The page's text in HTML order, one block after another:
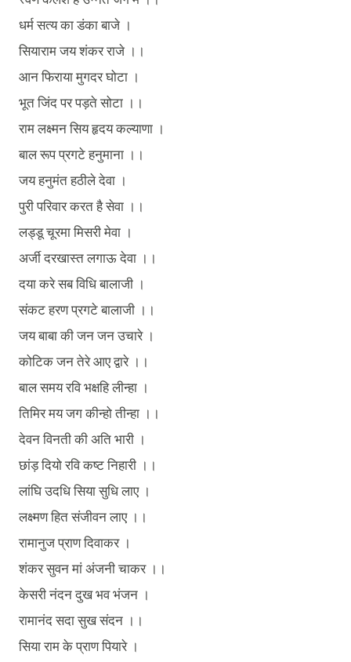
धर्मसत्यकाडंकाबाजे ।
सियारामजयशंकरराजे ।।
आनफिरायामुगदरघोटा ।
भूतजिंदपरपड़तेसोटा ।।
रामलक्ष्मनसियहृदयकल्याणा ।
बालरूपप्रगटेहनुमाना ।।
जयहनुमंतहठीलेदेवा ।
पुरीपरिवारकरतहैसेवा ।।
लड्डूचूरमामिसरीमेवा ।
अर्जीदरखास्तलगाऊदेवा ।।
दयाकरेसबविधिबालाजी ।
संकटहरणप्रगटेबालाजी ।।
जयबाबाकीजनजनउचारे ।
कोटिकजनतेरेआएद्वारे ।।
बालसमयरविभक्षहिलीन्हा ।
तिमिरमयजगकीन्होतीन्हा ।।
देवनविनतीकीअतिभारी ।
छांड़दियोरविकष्टनिहारी ।।
लांघिउदधिसियासुधिलाए ।
लक्ष्मणहितसंजीवनलाए ।।
रामानुजप्राणदिवाकर ।
शंकरसुवनमांअंजनीचाकर ।।
केसरीनंदनदुखभवभंजन ।
रामानंदसदासुखसंदन ।।
सियारामकेप्राणपियारे ।